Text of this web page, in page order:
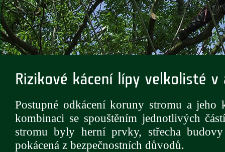
Postupné odkácení koruny stromu a jeho
kombinaci se spouštěním jednotlivých
stromu byly herní prvky, střecha
pokácená z bezpečnostních důvodů.